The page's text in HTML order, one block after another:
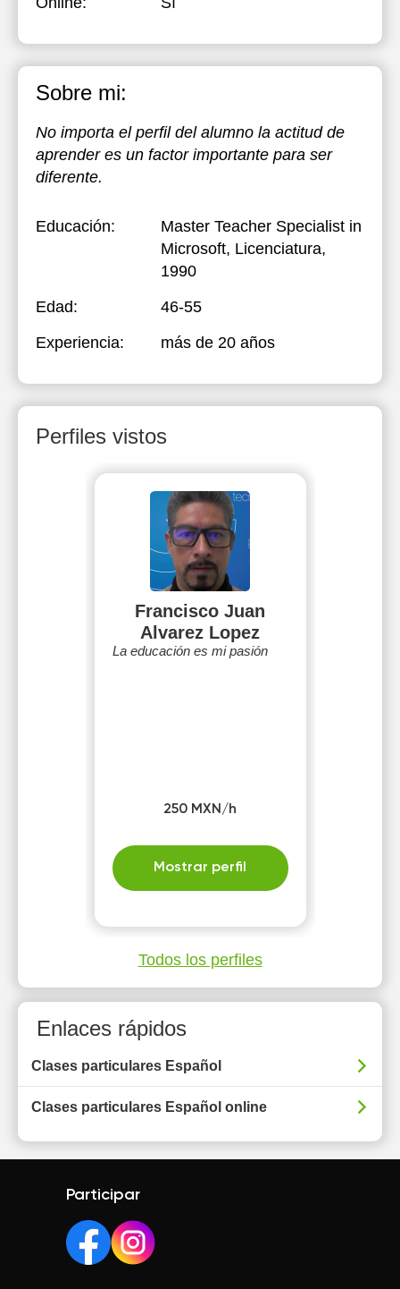
Sobre mi:
No importa el perfil del alumno la actitud de
aprender es un factor importante para ser
diferente.
Educación:
Master Teacher Specialist in
Microsoft, Licenciatura,
1990
Edad:
46-55
Experiencia:
más de 20 años
Perfiles vistos
Francisco Juan
Alvarez Lopez
La educación es mi pasión
250 MXN/h
Mostrar perfil
Todos los perfiles
Enlaces rápidos
Clases particulares Español
Clases particulares Español online
Participar